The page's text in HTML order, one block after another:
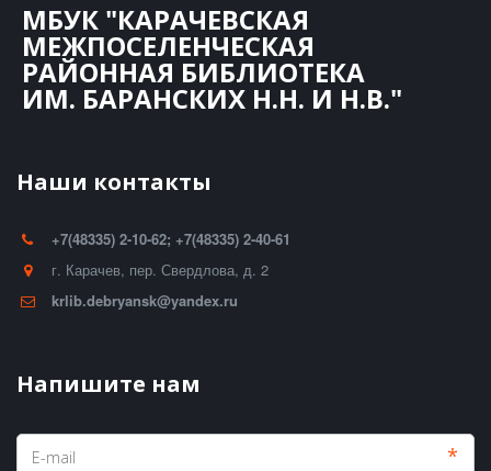
МБУК "КАРАЧЕВСКАЯ
МЕЖПОСЕЛЕНЧЕСКАЯ
РАЙОННАЯ БИБЛИОТЕКА
ИМ. БАРАНСКИХ Н.Н. И Н.В."
Наши контакты
+7(48335) 2-10-62; +7(48335) 2-40-61
г. Карачев, пер. Свердлова, д. 2
krlib.debryansk@yandex.ru
Напишите нам
*